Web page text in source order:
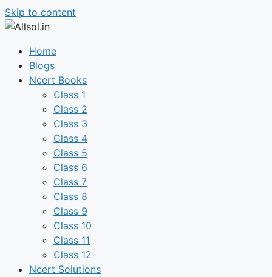
Skip to content
Home
Blogs
Ncert Books
Class 1
Class 2
Class 3
Class 4
Class 5
Class 6
Class 7
Class 8
Class 9
Class 10
Class 11
Class 12
Ncert Solutions